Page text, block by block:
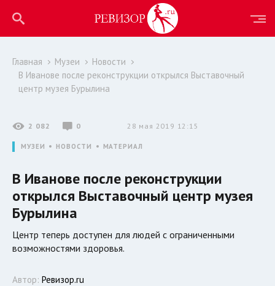
Главная Музеи
Новости
В Иванове после реконструкции открылся Выставочный
центр музея Бурылина
2 082 0 28 мая 2019 12:15
МУЗЕИ НОВОСТИ МАТЕРИАЛ
В Иванове после реконструкции
открылся Выставочный центр музея
Бурылина
Центр теперь доступен для людей с ограниченными
возможностями здоровья.
Автор: Ревизор.ru